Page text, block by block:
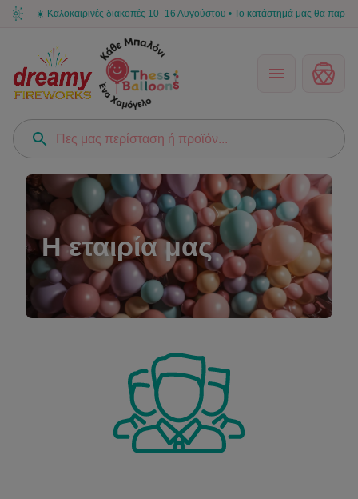
☀️ Καλοκαιρινές διακοπές 10–16 Αυγούστου • Το κατάστημά μας θα
Η εταιρία μας